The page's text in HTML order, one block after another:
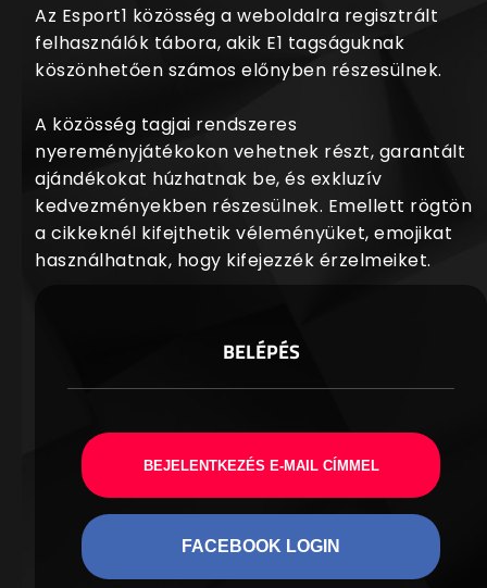
Az Esport1 közösség a weboldalra regisztrált
felhasználók tábora, akik E1 tagságuknak
köszönhetően számos előnyben részesülnek.
A közösség tagjai rendszeres
nyereményjátékokon vehetnek részt, garantált
ajándékokat húzhatnak be, és exkluzív
kedvezményekben részesülnek. Emellett rögtön
a cikkeknél kifejthetik véleményüket, emojikat
használhatnak, hogy kifejezzék érzelmeiket.
BELÉPÉS
BEJELENTKEZÉS E-MAIL CÍMMEL
FACEBOOK LOGIN